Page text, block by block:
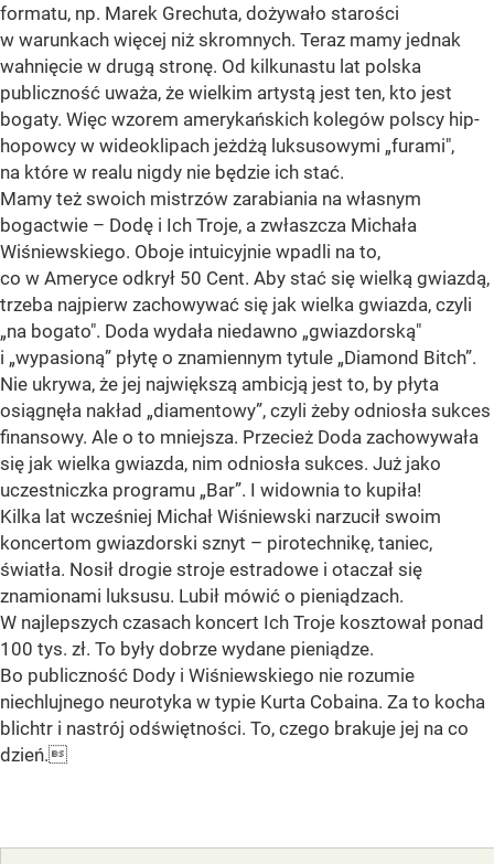
formatu, np. Marek Grechuta, dożywało starości
w warunkach więcej niż skromnych. Teraz mamy jednak
wahnięcie w drugą stronę. Od kilkunastu lat polska
publiczność uważa, że wielkim artystą jest ten, kto jest
bogaty. Więc wzorem amerykańskich kolegów polscy hip-
hopowcy w wideoklipach jeżdżą luksusowymi „furami",
na które w realu nigdy nie będzie ich stać.
Mamy też swoich mistrzów zarabiania na własnym
bogactwie – Dodę i Ich Troje, a zwłaszcza Michała
Wiśniewskiego. Oboje intuicyjnie wpadli na to,
co w Ameryce odkrył 50 Cent. Aby stać się wielką gwiazdą,
trzeba najpierw zachowywać się jak wielka gwiazda, czyli
„na bogato". Doda wydała niedawno „gwiazdorską"
i „wypasioną” płytę o znamiennym tytule „Diamond Bitch”.
Nie ukrywa, że jej największą ambicją jest to, by płyta
osiągnęła nakład „diamentowy”, czyli żeby odniosła sukces
finansowy. Ale o to mniejsza. Przecież Doda zachowywała
się jak wielka gwiazda, nim odniosła sukces. Już jako
uczestniczka programu „Bar”. I widownia to kupiła!
Kilka lat wcześniej Michał Wiśniewski narzucił swoim
koncertom gwiazdorski sznyt – pirotechnikę, taniec,
światła. Nosił drogie stroje estradowe i otaczał się
znamionami luksusu. Lubił mówić o pieniądzach.
W najlepszych czasach koncert Ich Troje kosztował ponad
100 tys. zł. To były dobrze wydane pieniądze.
Bo publiczność Dody i Wiśniewskiego nie rozumie
niechlujnego neurotyka w typie Kurta Cobaina. Za to kocha
blichtr i nastrój odświętności. To, czego brakuje jej na co
dzień.